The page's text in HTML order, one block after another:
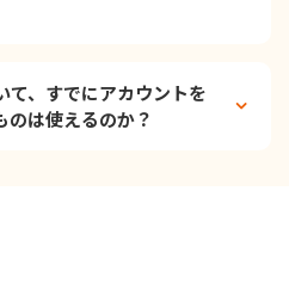
て、すでにアカウントを
のは使えるのか？